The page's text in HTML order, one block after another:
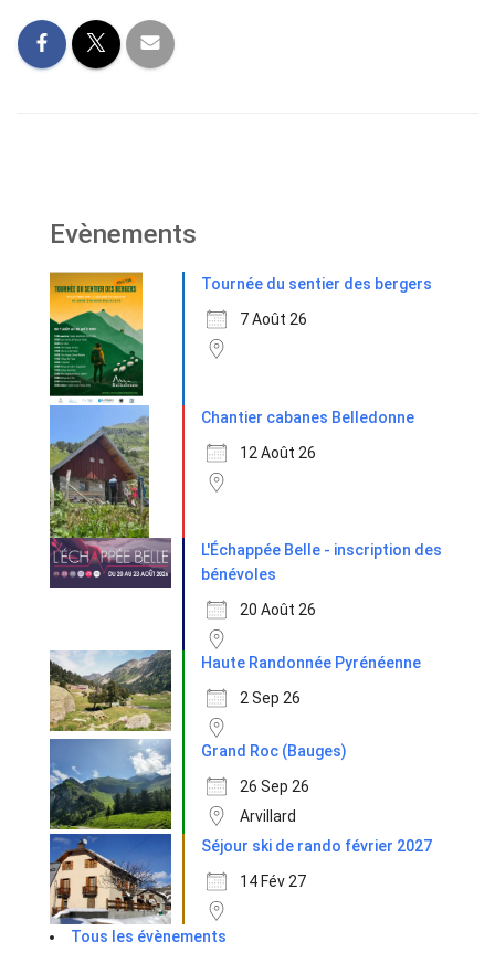
Evènements
Tournée du sentier des bergers
7 Août 26
Chantier cabanes Belledonne
12 Août 26
L'Échappée Belle - inscription des
bénévoles
20 Août 26
Haute Randonnée Pyrénéenne
2 Sep 26
Grand Roc (Bauges)
26 Sep 26
Arvillard
Séjour ski de rando février 2027
14 Fév 27
Tous les évènements